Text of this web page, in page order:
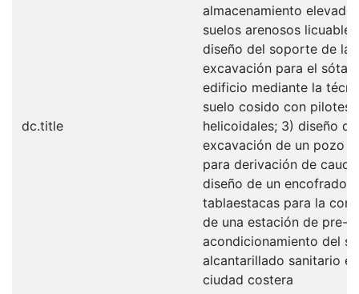
dc.title
almacenamiento elevado
suelos arenosos
diseño del soporte de la
excavación para el
edificio mediante la
suelo cosido con pilotes
helicoidales; 3) diseño
excavación de un pozo
para derivación de
diseño de un encofrado
tablaestacas para la
de una estación de pre-
acondicionamiento del
alcantarillado sanitario
ciudad costera